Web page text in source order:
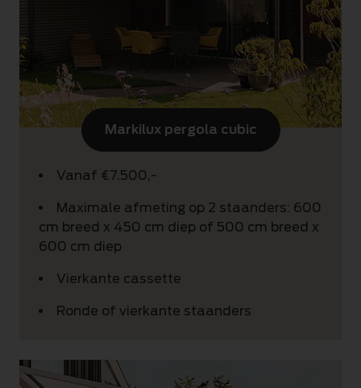
Vanaf €7.500,-
Maximale afmeting op 2 staanders: 600
cm breed x 450 cm diep of 500 cm breed x
600 cm diep
Vierkante cassette
Ronde of vierkante staanders
Markilux pergola cubic